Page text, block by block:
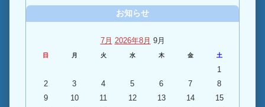
お知らせ
7月 2026年8月 9月
日 月 火 水 木 金 土
1
2
3 4 5 6 7
8
9
10 11 12 13 14
15